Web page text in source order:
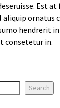
Est
ornatus
hendrerit in
consetetur in.
Search